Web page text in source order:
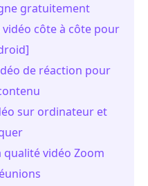
gratuitement
côte à côte pour
de réaction pour
sur ordinateur et
vidéo Zoom